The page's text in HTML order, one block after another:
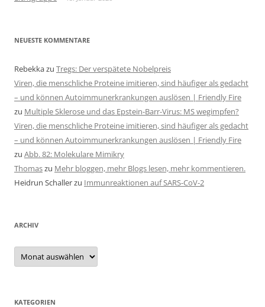
NEUESTE KOMMENTARE
Rebekkazu Tregs: Der verspätete Nobelpreis
Viren, die menschliche Proteine imitieren, sind häufiger als gedacht
– und können Autoimmunerkrankungen auslösen | Friendly Fire
zu Multiple Sklerose und das Epstein-Barr-Virus: MS wegimpfen?
Viren, die menschliche Proteine imitieren, sind häufiger als gedacht
– und können Autoimmunerkrankungen auslösen | Friendly Fire
zu Abb. 82: Molekulare Mimikry
Thomaszu Mehr bloggen, mehr Blogs lesen, mehr kommentieren.
Heidrun Schallerzu Immunreaktionen auf SARS-CoV-2
ARCHIV
Archiv
KATEGORIEN